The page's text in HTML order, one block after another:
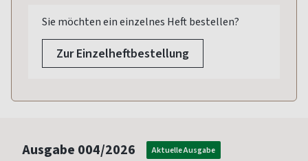
Sie möchten ein einzelnes Heft bestellen?
Zur Einzelheftbestellung
Ausgabe 004/2026 Aktuelle Ausgabe